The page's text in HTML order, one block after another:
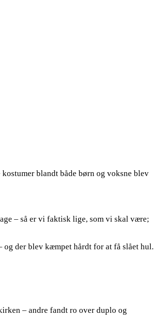
blandt både børn og voksne blev
– så er vi faktisk lige, som vi skal være;
der blev kæmpet hårdt for at få slået hul.
– andre fandt ro over duplo og